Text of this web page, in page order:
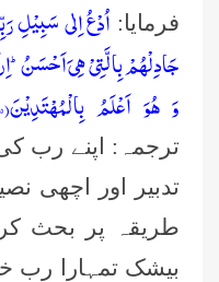
فرمایا:اُدْعُ اِلٰى سَبِیْلِ
جَادِلْهُمْ بِالَّتِیْ هِیَ
وَ هُوَ اَعْلَمُ بِالْمُهْتَدِیْنَ(
ترجمہ: اپنے رب
تدبیر اور اچھی
طریقہ پر بحث
بیشک تمہارا رب